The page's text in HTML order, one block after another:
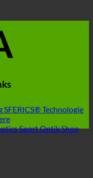
SFERICS® Technologie
Sport Optik Shop